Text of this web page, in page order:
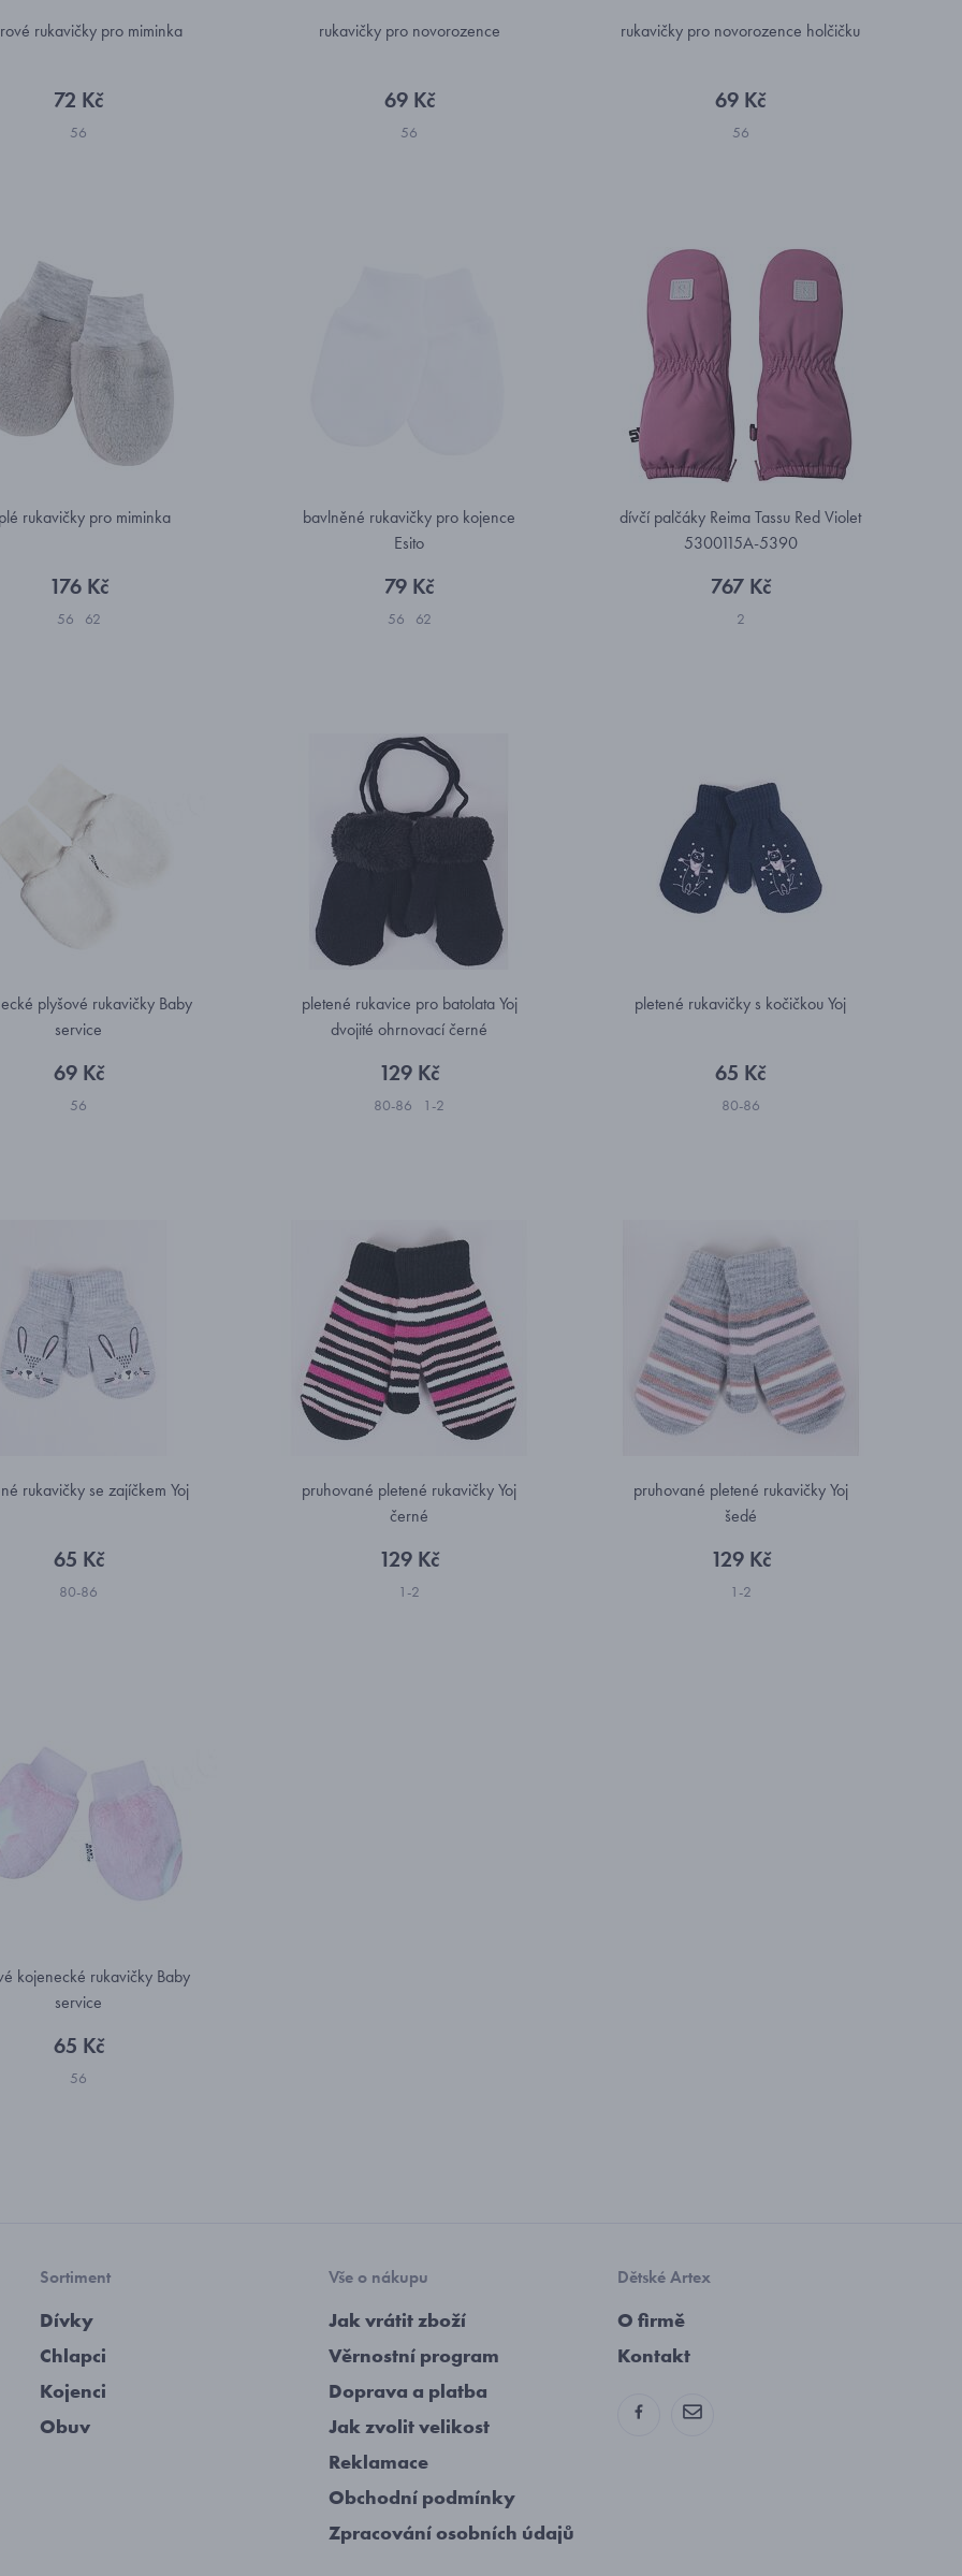
rukavičky pro miminka
72 Kč
56
rukavičky pro novorozence
69 Kč
56
rukavičky pro novorozence holčičku
69 Kč
56
rukavičky pro miminka
176 Kč
56 62
bavlněné rukavičky pro kojence
Esito
79 Kč
56 62
dívčí palčáky Reima Tassu Red Violet
5300115A-5390
767 Kč
2
plyšové rukavičky Baby
service
69 Kč
56
pletené rukavice pro batolata Yoj
dvojité ohrnovací černé
129 Kč
80-86 1-2
pletené rukavičky s kočičkou Yoj
65 Kč
80-86
rukavičky se zajíčkem Yoj
65 Kč
80-86
pruhované pletené rukavičky Yoj
černé
129 Kč
1-2
pruhované pletené rukavičky Yoj
šedé
129 Kč
1-2
kojenecké rukavičky Baby
service
65 Kč
56
Sortiment
Dívky
Chlapci
Kojenci
Obuv
Vše o nákupu
Jak vrátit zboží
Věrnostní program
Doprava a platba
Jak zvolit velikost
Reklamace
Obchodní podmínky
Zpracování osobních údajů
Dětské Artex
O firmě
Kontakt